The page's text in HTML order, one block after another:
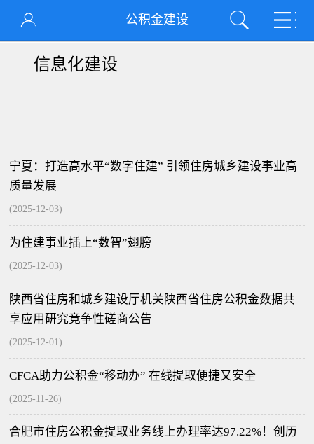
公积金建设
信息化建设
宁夏：打造高水平“数字住建” 引领住房城乡建设事业高
质量发展
(2025-12-03)
为住建事业插上“数智”翅膀
(2025-12-03)
陕西省住房和城乡建设厅机关陕西省住房公积金数据共
享应用研究竞争性磋商公告
(2025-12-01)
CFCA助力公积金“移动办” 在线提取便捷又安全
(2025-11-26)
合肥市住房公积金提取业务线上办理率达97.22%！创历